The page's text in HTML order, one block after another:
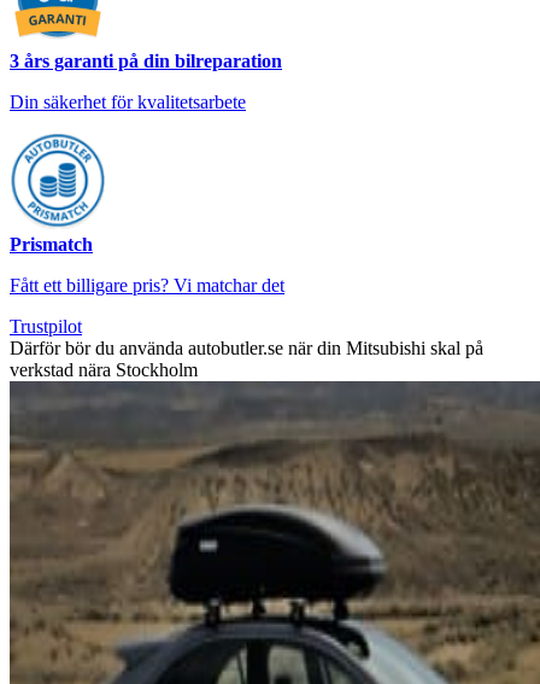
3 års garanti på din bilreparation
Din säkerhet för kvalitetsarbete
Prismatch
Fått ett billigare pris? Vi matchar det
Trustpilot
Därför bör du använda autobutler.se när din Mitsubishi skal på
verkstad nära Stockholm